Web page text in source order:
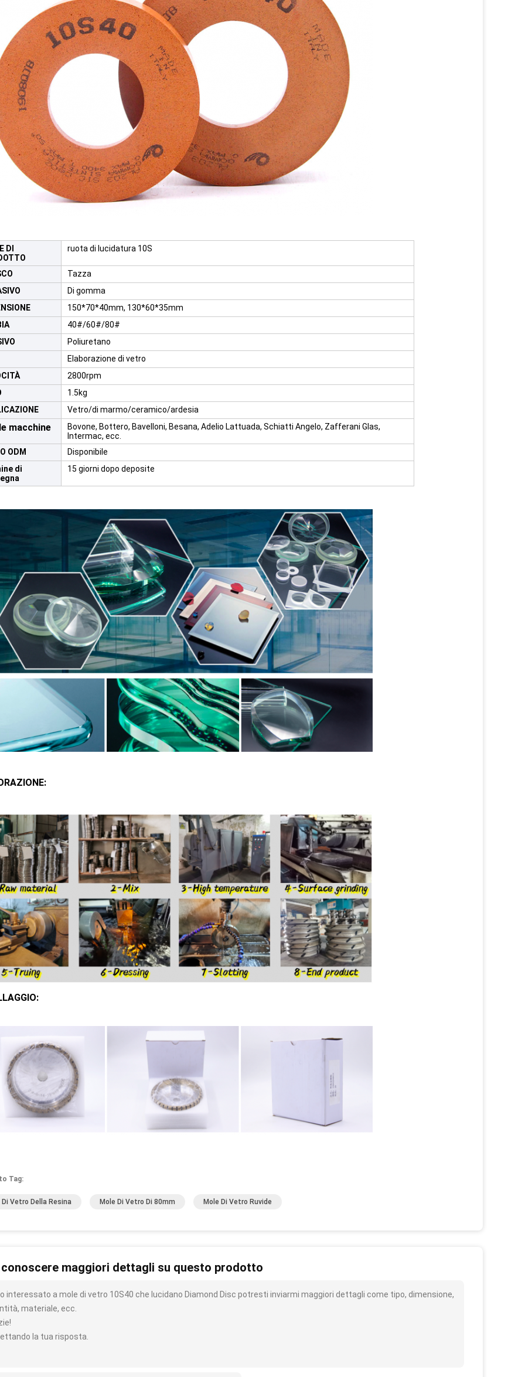
DI
ruota di lucidatura 10S
Tazza
Di gomma
150*70*40mm, 130*60*35mm
40#/60#/80#
Poliuretano
Elaborazione di vetro
2800rpm
1.5kg
Vetro/di marmo/ceramico/ardesia
macchine
Bovone, Bottero, Bavelloni, Besana, Adelio Lattuada, Schiatti Angelo, Zafferani Glas,
Intermac, ecc.
ODM
Disponibile
di
15 giorni dopo deposite
Tag:
Di Vetro Della Resina Mole Di Vetro Di 80mm Mole Di Vetro Ruvide
maggiori dettagli su questo prodotto
interessato a mole di vetro 10S40 che lucidano Diamond Disc potresti inviarmi maggiori dettagli come tipo, dimensione,
materiale, ecc.
la tua risposta.